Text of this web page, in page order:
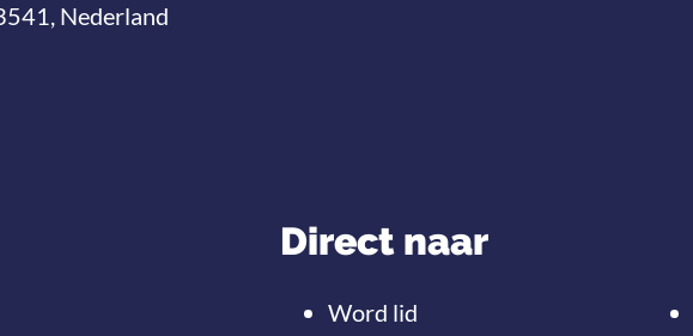
Nederland
Direct naar
Word lid